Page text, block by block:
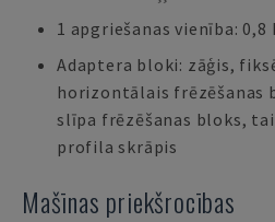
1 apgriešanas vienība: 0,8
Adaptera bloki: zāģis,
horizontālais frēzēšanas
slīpa frēzēšanas bloks,
profila skrāpis
Mašīnas priekšrocības